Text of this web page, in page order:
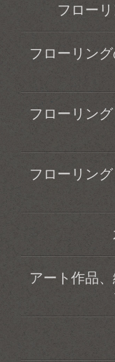
フロー
フローリン
フローリン
フローリン
アート作品